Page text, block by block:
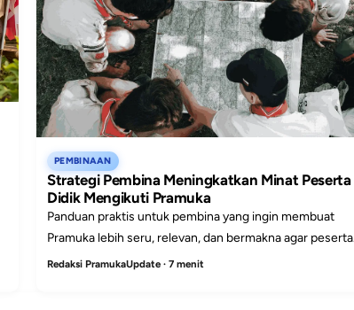
PEMBINAAN
Strategi Pembina Meningkatkan Minat Peserta
Didik Mengikuti Pramuka
Panduan praktis untuk pembina yang ingin membuat
Pramuka lebih seru, relevan, dan bermakna agar peserta
didik mau hadir, terlibat, dan bertahan.
Redaksi PramukaUpdate · 7 menit